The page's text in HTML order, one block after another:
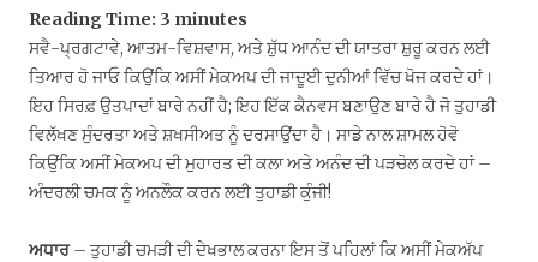
Reading Time: 3 minutes
ਸਵੈ-ਪ੍ਰਗਟਾਵੇ, ਆਤਮ-ਵਿਸ਼ਵਾਸ, ਅਤੇ ਸ਼ੁੱਧ ਆਨੰਦ ਦੀ ਯਾਤਰਾ ਸ਼ੁਰੂ ਕਰਨ ਲਈ
ਤਿਆਰ ਹੋ ਜਾਓ ਕਿਉਂਕਿ ਅਸੀਂ ਮੇਕਅਪ ਦੀ ਜਾਦੂਈ ਦੁਨੀਆਂ ਵਿੱਚ ਖੋਜ ਕਰਦੇ ਹਾਂ।
ਇਹ ਸਿਰਫ਼ ਉਤਪਾਦਾਂ ਬਾਰੇ ਨਹੀਂ ਹੈ; ਇਹ ਇੱਕ ਕੈਨਵਸ ਬਣਾਉਣ ਬਾਰੇ ਹੈ ਜੋ ਤੁਹਾਡੀ
ਵਿਲੱਖਣ ਸੁੰਦਰਤਾ ਅਤੇ ਸ਼ਖਸੀਅਤ ਨੂੰ ਦਰਸਾਉਂਦਾ ਹੈ। ਸਾਡੇ ਨਾਲ ਸ਼ਾਮਲ ਹੋਵੋ
ਕਿਉਂਕਿ ਅਸੀਂ ਮੇਕਅਪ ਦੀ ਮੁਹਾਰਤ ਦੀ ਕਲਾ ਅਤੇ ਅਨੰਦ ਦੀ ਪੜਚੋਲ ਕਰਦੇ ਹਾਂ –
ਅੰਦਰਲੀ ਚਮਕ ਨੂੰ ਅਨਲੌਕ ਕਰਨ ਲਈ ਤੁਹਾਡੀ ਕੁੰਜੀ!
ਅਧਾਰ– ਤੁਹਾਡੀ ਚਮੜੀ ਦੀ ਦੇਖਭਾਲ ਕਰਨਾ ਇਸ ਤੋਂ ਪਹਿਲਾਂ ਕਿ ਅਸੀਂ ਮੇਕਅੱਪ